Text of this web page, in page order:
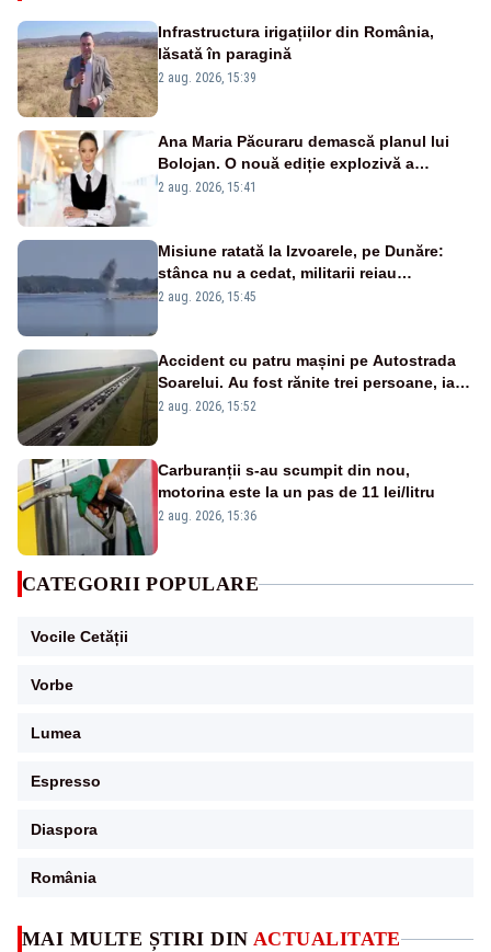
MAI MULTE ȘTIRI DIN ACTUALITATE
Infrastructura irigațiilor din România,
lăsată în paragină
2 aug. 2026, 15:39
Ana Maria Păcuraru demască planul lui
Bolojan. O nouă ediție explozivă a
emisiunii „Miza Zilei” la Realitatea PLUS
2 aug. 2026, 15:41
Misiune ratată la Izvoarele, pe Dunăre:
stânca nu a cedat, militarii reiau
detonările luni – VIDEO
2 aug. 2026, 15:45
Accident cu patru mașini pe Autostrada
Soarelui. Au fost rănite trei persoane, iar
traficul se desfășoară cu dificultate
2 aug. 2026, 15:52
Carburanții s-au scumpit din nou,
motorina este la un pas de 11 lei/litru
2 aug. 2026, 15:36
CATEGORII POPULARE
Vocile Cetății
Vorbe
Lumea
Espresso
Diaspora
România